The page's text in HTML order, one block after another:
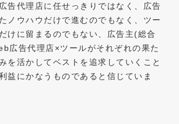
告代理店に任せっきりではなく、広告
ノウハウだけで進むのでもなく、ツー
けに留まるのでもない、広告主(総合
広告代理店×ツールがそれぞれの果た
を活かしてベストを追求していくこと
益にかなうものであると信じていま